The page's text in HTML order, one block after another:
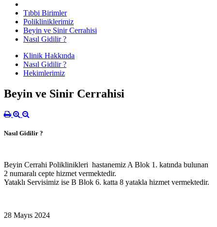
Tıbbi Birimler
Polikliniklerimiz
Beyin ve Sinir Cerrahisi
Nasıl Gidilir ?
Klinik Hakkında
Nasıl Gidilir ?
Hekimlerimiz
Beyin ve Sinir Cerrahisi
Nasıl Gidilir ?
Beyin Cerrahi Poliklinikleri hastanemiz A Blok 1. katında bulunan
2 numaralı cepte hizmet vermektedir.
Yataklı Servisimiz ise B Blok 6. katta 8 yatakla hizmet vermektedir.
28 Mayıs 2024